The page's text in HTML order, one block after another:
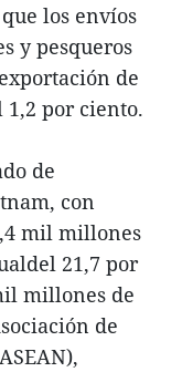
los envíos
y pesqueros
de
por ciento.
de
con
mil millones
21,7 por
millones de
de